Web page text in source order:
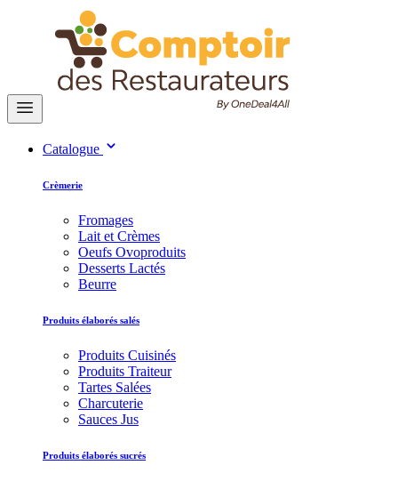
Catalogue
Crèmerie
Fromages
Lait et Crèmes
Oeufs Ovoproduits
Desserts Lactés
Beurre
Produits élaborés salés
Produits Cuisinés
Produits Traiteur
Tartes Salées
Charcuterie
Sauces Jus
Produits élaborés sucrés